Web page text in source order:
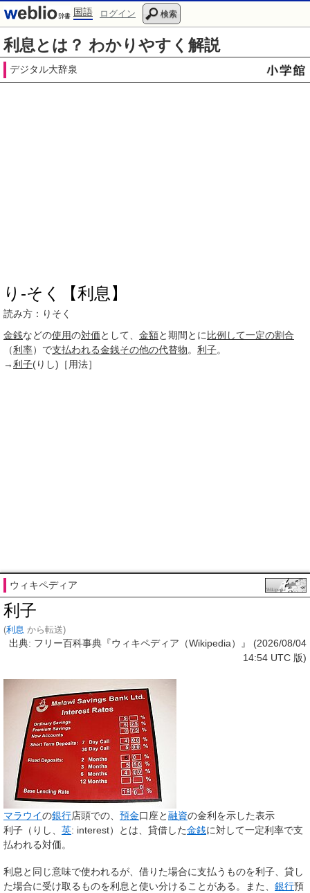
国語 ログイン 検索
利息とは？ わかりやすく解説
デジタル大辞泉
り‐そく【利息】
読み方：りそく
金銭などの使用の対価として、 金額と期間とに 比例して一定の割合
（利率）で支払われる金銭その他の代替物。 利子。
→利子(りし)［用法］
ウィキペディア
利子
(利息 から転送)
出典: フリー百科事典『ウィキペディア（Wikipedia）』 (2026/08/04
14:54 UTC 版)
マラウイの銀行店頭での、 預金口座と融資の金利を示した表示
利子 （りし、 英: interest）とは、貸借した金銭に対して一定利率で支
払われる対価。
利息と同じ意味で使われるが、借りた場合に支払うものを利子、貸し
た場合に受け取るものを利息と使い分けることがある。また、 銀行預